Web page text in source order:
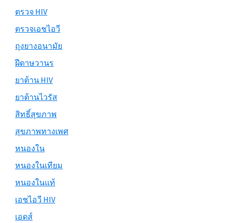
ตรวจ HIV
ตรวจเอชไอวี
ถุงยางอนามัย
ฝีดาษวานร
ยาต้าน HIV
ยาต้านไวรัส
สิทธิ์สุขภาพ
สุขภาพทางเพศ
หนองใน
หนองในเทียม
หนองในแท้
เอชไอวี HIV
เอดส์